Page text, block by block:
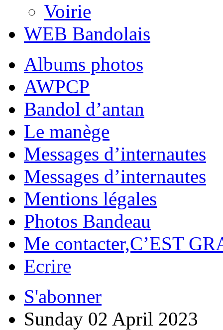
Voirie
WEB Bandolais
Albums photos
AWPCP
Bandol d’antan
Le manège
Messages d’internautes
Messages d’internautes
Mentions légales
Photos Bandeau
Me contacter,C’EST
Ecrire
S'abonner
Sunday 02 April 2023